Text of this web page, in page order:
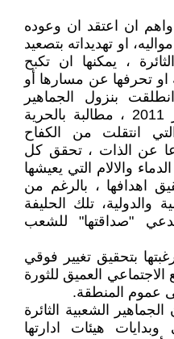
واهم ان اعتقد ان وعوده
او تهديداته بتصعيد
، يمكنها ان تكبح
او تحرفها عن مسارها أو
بنزول الجماهير
الغاضبة في درعا في 18 اذار 2011 ، مطالبة بالحرية
انتقلت من الكفاح
عن الذات ، تحقق كل
والالام التي يعيشها
اهدافها ، بالرغم من
والدولية، تلك الحليفة
"صداقتها" للشعب
بتحقيق تغيير فوقي
العميق للثورة
عموم المنطقة.
الشعبية الثائرة
هيئات ادارتها